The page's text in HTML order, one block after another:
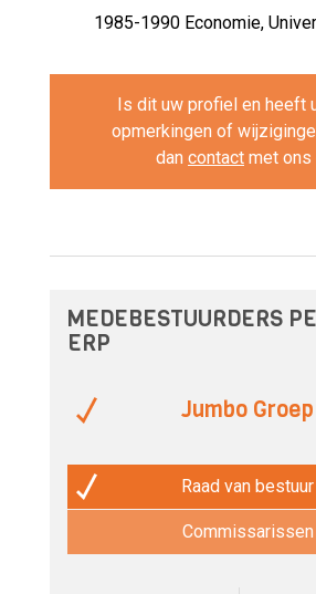
1985-1990 Economie,
Is dit uw profiel en heeft
opmerkingen of
dan contact met ons
MEDEBESTUURDERS
ERP
Jumbo Groep
Raad van bestuur
Commissarissen